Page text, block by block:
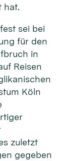
hat.
sei bei
für den
in
Reisen
Köln
zuletzt
gegeben